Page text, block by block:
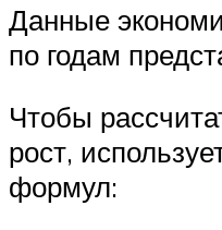
Данные
по годам
Чтобы
рост,
формул: